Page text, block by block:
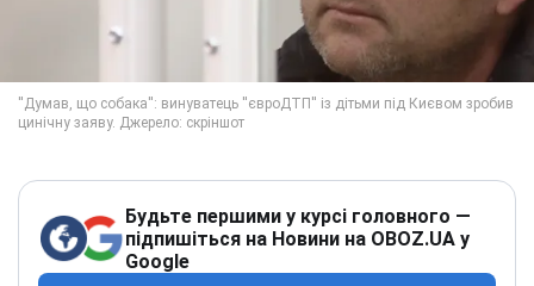
Будьте першими у курсі головного —
підпишіться на Новини на OBOZ.UA у
Google